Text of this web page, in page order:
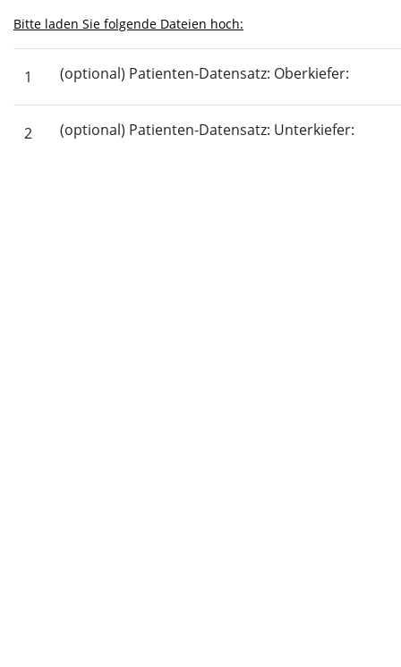
Bitte laden Sie folgende Dateien hoch:
1 (optional) Patienten-Datensatz: Oberkiefer:
2 (optional) Patienten-Datensatz: Unterkiefer: